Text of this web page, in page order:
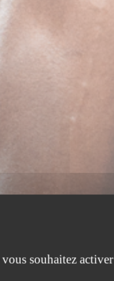
souhaitez activer